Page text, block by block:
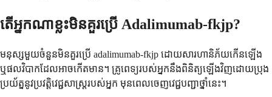
តើអ្នកណាខ្លះមិនគួរប្រើ Adalimumab-fkjp?
មនុស្សមួយចំនួនមិនគួរប្រើ adalimumab-fkjp ដោយសារហានិភ័យកើនឡើង
ឬផលវិបាកដែលអាចកើតមាន។ គ្រូពេទ្យរបស់អ្នកនឹងពិនិត្យឡើងវិញដោយប្រុង
ប្រយ័ត្ននូវប្រវត្តិវេជ្ជសាស្ត្ររបស់អ្នក មុនពេលចេញវេជ្ជបញ្ជាថ្នាំនេះ។